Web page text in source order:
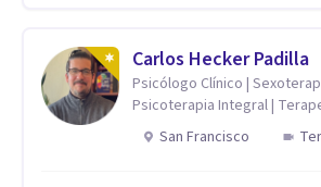
como algo particular e intentando
personal concreta. En especial mi ámbito de trabajo es la
disfunción eréctil, la eyaculación precoz y
tanto en mujeres como en hombres. La
enorme importancia tanto para el
Carlos Hecker Padilla
Psicólogo Clínico |
Psicoterapia Integral |
San Francisco